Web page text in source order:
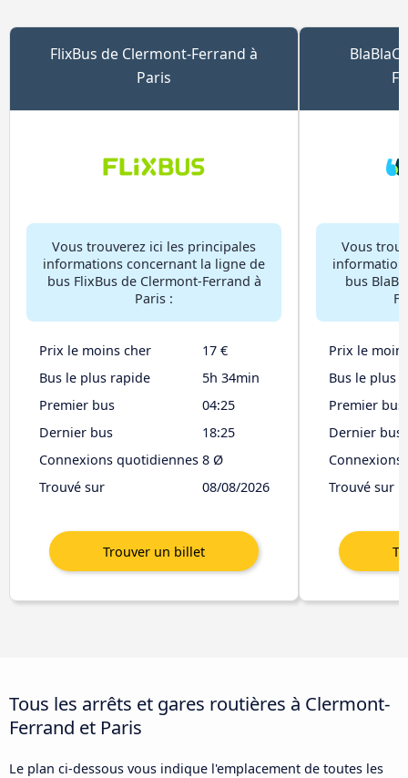
FlixBus de Clermont-Ferrand à
Paris
Vous trouverez ici les principales
informations concernant la ligne de
bus FlixBus de Clermont-Ferrand à
Paris :
Prix le moins cher
17 €
Bus le plus rapide
5h 34min
Premier bus
04:25
Dernier bus
18:25
Connexions quotidiennes 8 Ø
Trouvé sur
08/08/2026
Vous
bus
Prix le
Bus le plus
Premier bus
Dernier bus
Trouvé sur
Tous les arrêts et gares routières à Clermont-
Ferrand et Paris
Le plan ci-dessous vous indique l'emplacement de toutes les